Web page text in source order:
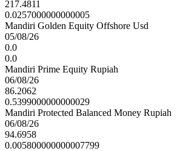
217.4811
0.0257000000000005
Mandiri Golden Equity Offshore Usd
05/08/26
0.0
0.0
Mandiri Prime Equity Rupiah
06/08/26
86.2062
0.5399000000000029
Mandiri Protected Balanced Money Rupiah
06/08/26
94.6958
0.005800000000007799